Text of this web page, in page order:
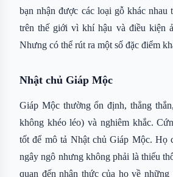
bạn nhận được các loại gỗ khác nhau
trên thế giới vì khí hậu và điều kiện
Nhưng có thể rút ra một số đặc điểm
Nhật chủ Giáp Mộc
Giáp Mộc thường ổn định, thẳng
không khéo léo) và nghiêm khắc.
tốt để mô tả Nhật chủ Giáp Mộc. Họ
ngây ngô nhưng không phải là thiếu
quan đến nhận thức của họ về